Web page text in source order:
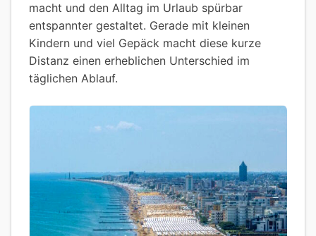
macht und den Alltag im Urlaub spürbar
entspannter gestaltet. Gerade mit kleinen
Kindern und viel Gepäck macht diese kurze
Distanz einen erheblichen Unterschied im
täglichen Ablauf.